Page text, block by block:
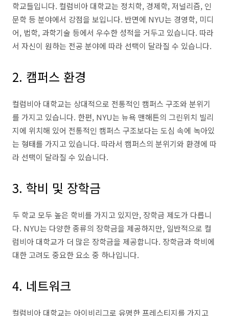
학교들입니다. 컬럼비아 대학교는 정치학, 경제학, 저널리즘, 인
문학 등 분야에서 강점을 보입니다. 반면에 NYU는 경영학, 미디
어, 법학, 과학기술 등에서 우수한 성적을 거두고 있습니다. 따라
서 자신이 원하는 전공 분야에 따라 선택이 달라질 수 있습니다.
2. 캠퍼스 환경
컬럼비아 대학교는 상대적으로 전통적인 캠퍼스 구조와 분위기
를 가지고 있습니다. 한편, NYU는 뉴욕 맨해튼의 그린위치 빌리
지에 위치해 있어 전통적인 캠퍼스 구조보다는 도심 속에 녹아있
는 형태를 가지고 있습니다. 따라서 캠퍼스의 분위기와 환경에 따
라 선택이 달라질 수 있습니다.
3. 학비 및 장학금
두 학교 모두 높은 학비를 가지고 있지만, 장학금 제도가 다릅니
다. NYU는 다양한 종류의 장학금을 제공하지만, 일반적으로 컬
럼비아 대학교가 더 많은 장학금을 제공합니다. 장학금과 학비에
대한 고려도 중요한 요소 중 하나입니다.
4. 네트워크
컬럼비아 대학교는 아이비리그로 유명한 프레스티지를 가지고